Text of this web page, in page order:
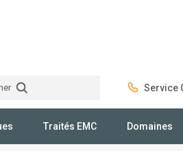
Service
Traités EMC Domaines